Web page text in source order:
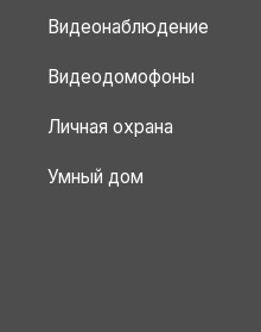
Видеонаблюдение
Видеодомофоны
Личная охрана
Умный дом